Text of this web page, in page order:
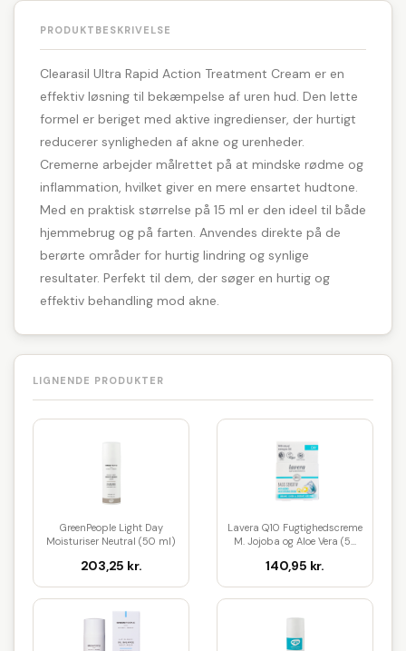
PRODUKTBESKRIVELSE
Clearasil Ultra Rapid Action Treatment Cream er en
effektiv løsning til bekæmpelse af uren hud. Den lette
formel er beriget med aktive ingredienser, der hurtigt
reducerer synligheden af akne og urenheder.
Cremerne arbejder målrettet på at mindske rødme og
inflammation, hvilket giver en mere ensartet hudtone.
Med en praktisk størrelse på 15 ml er den ideel til både
hjemmebrug og på farten. Anvendes direkte på de
berørte områder for hurtig lindring og synlige
resultater. Perfekt til dem, der søger en hurtig og
effektiv behandling mod akne.
LIGNENDE PRODUKTER
GreenPeople Light Day
Moisturiser Neutral (50 ml)
203,25 kr.
Lavera Q10 Fugtighedscreme
M. Jojoba og Aloe Vera (5...
140,95 kr.